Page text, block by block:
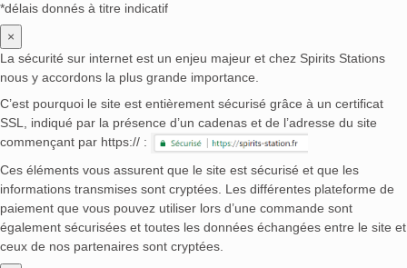
*délais donnés à titre indicatif
×
La sécurité sur internet est un enjeu majeur et chez Spirits Stations
nous y accordons la plus grande importance.
C’est pourquoi le site est entièrement sécurisé grâce à un certificat
SSL, indiqué par la présence d’un cadenas et de l’adresse du site
commençant par https:// :
Ces éléments vous assurent que le site est sécurisé et que les
informations transmises sont cryptées. Les différentes plateforme de
paiement que vous pouvez utiliser lors d’une commande sont
également sécurisées et toutes les données échangées entre le site et
ceux de nos partenaires sont cryptées.